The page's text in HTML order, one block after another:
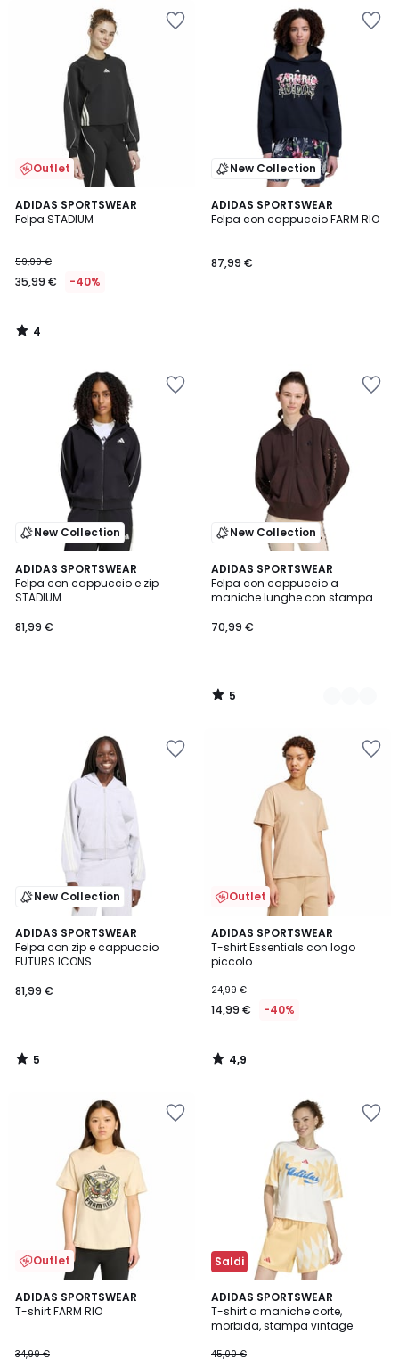
Outlet
ADIDAS SPORTSWEAR
Felpa STADIUM
59,99 €
35,99 € -40%
4
/
4
/
New Collection
ADIDAS SPORTSWEAR
Felpa con cappuccio FARM RIO
87,99 €
New Collection
ADIDAS SPORTSWEAR
Felpa con cappuccio e zip
STADIUM
81,99 €
New Collection
ADIDAS SPORTSWEAR
Felpa con cappuccio a
maniche lunghe con stampa
70,99 €
5
/
5
3
Colori
5
/
New Collection
ADIDAS SPORTSWEAR
Felpa con zip e cappuccio
FUTURS ICONS
81,99 €
5
/
5
5
/
Outlet
ADIDAS SPORTSWEAR
T-shirt Essentials con logo
piccolo
24,99 €
14,99 € -40%
4,9
/ 5
4,9
/
Outlet
ADIDAS SPORTSWEAR
T-shirt FARM RIO
34,99 €
4,9
/ 5
Saldi
ADIDAS SPORTSWEAR
T-shirt a maniche corte,
morbida, stampa vintage
45,00 €